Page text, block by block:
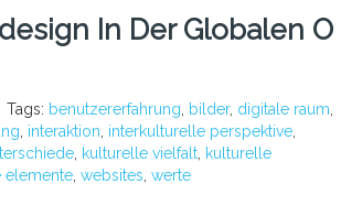
In Der Globalen O
Tags: benutzererfahrung, bilder, digitale raum,
, interaktion, interkulturelle perspektive,
, kulturelle vielfalt, kulturelle
elemente, websites, werte